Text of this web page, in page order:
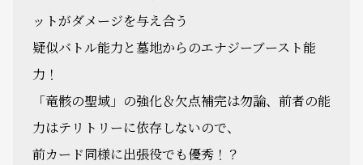
ットがダメージを与え合う
疑似バトル能力と墓地からのエナジーブースト能
力！
「竜骸の聖域」の強化＆欠点補完は勿論、前者の能
力はテリトリーに依存しないので、
前カード同様に出張役でも優秀！？